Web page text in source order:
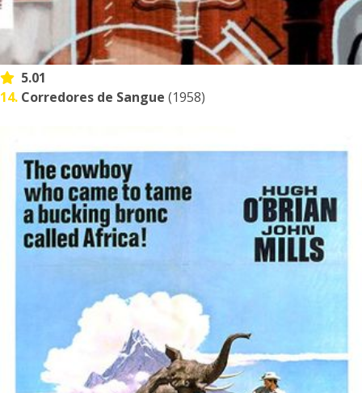
5.01
14. Corredores de Sangue (1958)